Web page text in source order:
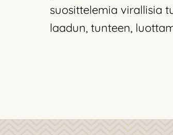
suosittelemia virallisia
laadun, tunteen,